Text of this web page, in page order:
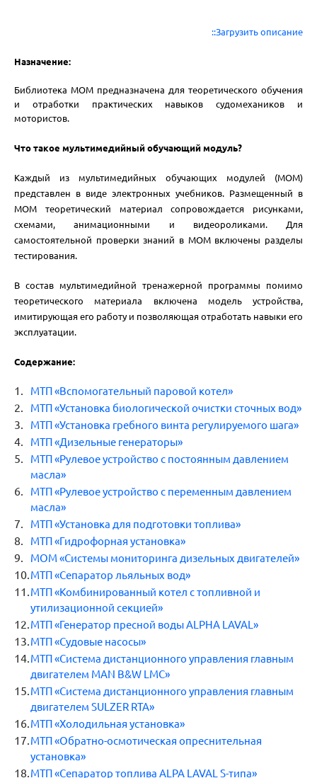
::Загрузить описание
Назначение:
Библиотека МОМ предназначена для теоретического обучения
и отработки практических навыков судомехаников и
мотористов.
Что такое мультимедийный обучающий модуль?
Каждый из мультимедийных обучающих модулей (МОМ)
представлен в виде электронных учебников. Размещенный в
МОМ теоретический материал сопровождается рисунками,
схемами, анимационными и видеороликами. Для
самостоятельной проверки знаний в МОМ включены разделы
тестирования.
В состав мультимедийной тренажерной программы помимо
теоретического материала включена модель устройства,
имитирующая его работу и позволяющая отработать навыки его
эксплуатации.
Содержание:
МТП «Вспомогательный паровой котел»
МТП «Установка биологической очистки сточных вод»
МТП «Установка гребного винта регулируемого шага»
МТП «Дизельные генераторы»
МТП «Рулевое устройство с постоянным давлением
масла»
МТП «Рулевое устройство с переменным давлением
масла»
МТП «Установка для подготовки топлива»
МТП «Гидрофорная установка»
МОМ «Системы мониторинга дизельных двигателей»
МТП «Сепаратор льяльных вод»
МТП «Комбинированный котел с топливной и
утилизационной секцией»
МТП «Генератор пресной воды ALPHA LAVAL»
МТП «Судовые насосы»
МТП «Система дистанционного управления главным
двигателем MAN B&W LMC»
МТП «Система дистанционного управления главным
двигателем SULZER RTA»
МТП «Холодильная установка»
МТП «Обратно-осмотическая опреснительная
установка»
МТП «Сепаратор топлива ALPA LAVAL S-типа»